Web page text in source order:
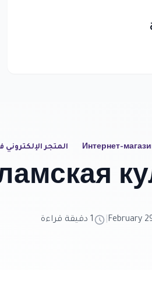
Интернет- المتجر الإلكتروني
February 1 دقيقة قراءة